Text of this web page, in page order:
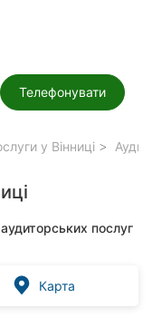
Телефонувати
у Вінниці
послуг
Карта